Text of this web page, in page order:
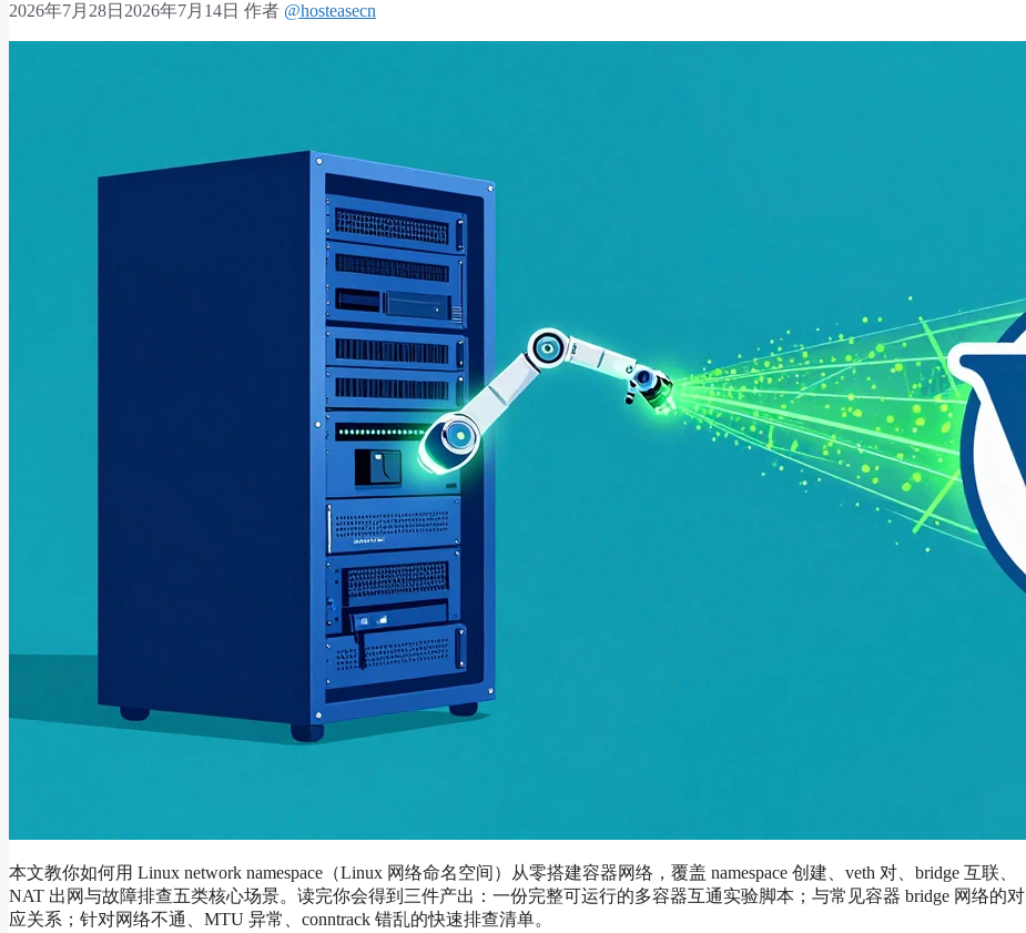
2026年7月28日 2026年7月14日 作者 @hosteasecn
本文教你如何用 Linux network namespace（Linux 网络命名空间）从零搭建容器网络，覆盖 namespace 创建、veth 对、bridge 互联、
NAT 出网与故障排查五类核心场景。读完你会得到三件产出：一份完整可运行的多容器互通实验脚本；与常见容器 bridge 网络的对
应关系；针对网络不通、MTU 异常、conntrack 错乱的快速排查清单。